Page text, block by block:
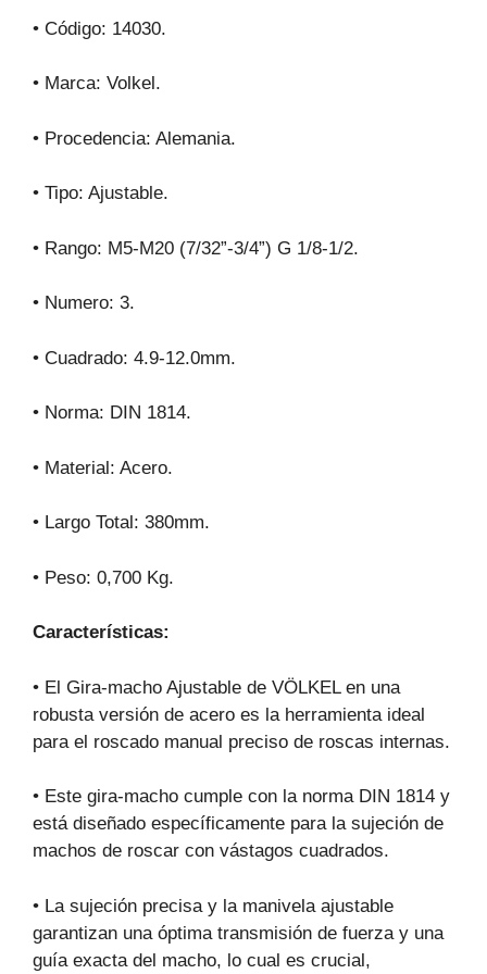
• Código: 14030.
• Marca: Volkel.
• Procedencia: Alemania.
• Tipo: Ajustable.
• Rango: M5-M20 (7/32”-3/4”) G 1/8-1/2.
• Numero: 3.
• Cuadrado: 4.9-12.0mm.
• Norma: DIN 1814.
• Material: Acero.
• Largo Total: 380mm.
• Peso: 0,700 Kg.
Características:
• El Gira-macho Ajustable de VÖLKEL en una
robusta versión de acero es la herramienta ideal
para el roscado manual preciso de roscas internas.
• Este gira-macho cumple con la norma DIN 1814 y
está diseñado específicamente para la sujeción de
machos de roscar con vástagos cuadrados.
• La sujeción precisa y la manivela ajustable
garantizan una óptima transmisión de fuerza y una
guía exacta del macho, lo cual es crucial,